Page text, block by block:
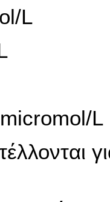
L
micromol/L